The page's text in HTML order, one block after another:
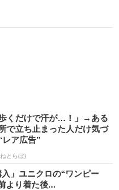
歩くだけで汗が…！」→ある
で立ち止まった人だけ気づ
レア広告”
とらぼ)
入」ユニクロの“ワンピー
より着た後...